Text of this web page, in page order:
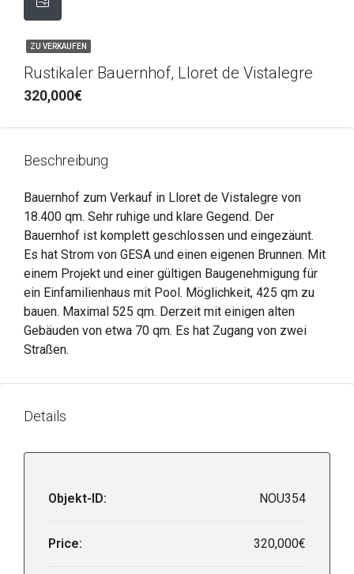
ZU VERKAUFEN
Rustikaler Bauernhof, Lloret de Vistalegre
320,000€
Beschreibung
Bauernhof zum Verkauf in Lloret de Vistalegre von
18.400 qm. Sehr ruhige und klare Gegend. Der
Bauernhof ist komplett geschlossen und eingezäunt.
Es hat Strom von GESA und einen eigenen Brunnen. Mit
einem Projekt und einer gültigen Baugenehmigung für
ein Einfamilienhaus mit Pool. Möglichkeit, 425 qm zu
bauen. Maximal 525 qm. Derzeit mit einigen alten
Gebäuden von etwa 70 qm. Es hat Zugang von zwei
Straßen.
Details
Objekt-ID: NOU354
Price: 320,000€